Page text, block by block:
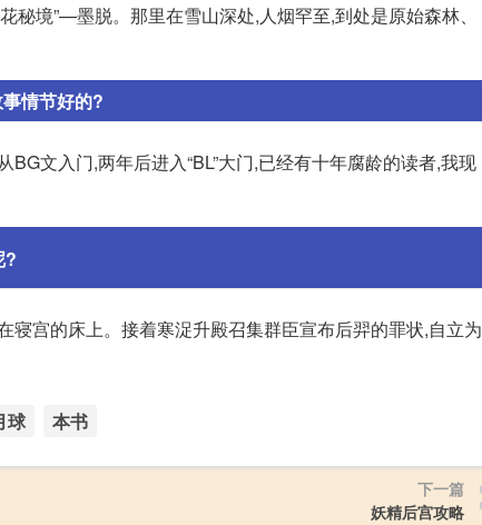
秘境”—墨脱。那里在雪山深处,人烟罕至,到处是原始森林、
情节好的?
文入门,两年后进入“BL”大门,已经有十年腐龄的读者,我现
?
宫的床上。接着寒浞升殿召集群臣宣布后羿的罪状,自立为
球 本书
下一篇
妖精后宫攻略